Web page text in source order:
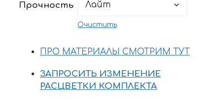
Прочность
Очистить
ПРО МАТЕРИАЛЫ СМОТРИМ ТУТ
ЗАПРОСИТЬ ИЗМЕНЕНИЕ
РАСЦВЕТКИ КОМПЛЕКТА